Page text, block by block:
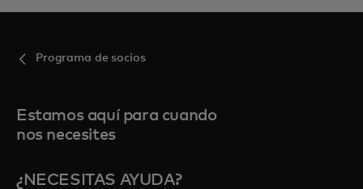
Programa de socios
Estamos aquí para cuando
nos necesites
¿NECESITAS AYUDA?